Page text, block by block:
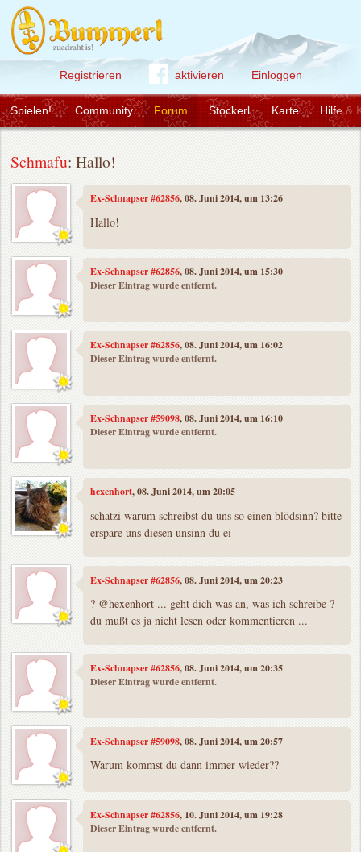
Registrieren aktivieren Einloggen
Community Forum Stockerl Karte Hilfe &
Spielen!
Schmafu: Hallo!
Ex-Schnapser #62856, 08. Juni 2014, um 13:26
Hallo!
Ex-Schnapser #62856, 08. Juni 2014, um 15:30
Dieser Eintrag wurde entfernt.
Ex-Schnapser #62856, 08. Juni 2014, um 16:02
Dieser Eintrag wurde entfernt.
Ex-Schnapser #59098, 08. Juni 2014, um 16:10
Dieser Eintrag wurde entfernt.
hexenhort, 08. Juni 2014, um 20:05
schatzi warum schreibst du uns so einen blödsinn? bitte
erspare uns diesen unsinn du ei
Ex-Schnapser #62856, 08. Juni 2014, um 20:23
? @hexenhort ... geht dich was an, was ich schreibe ?
du mußt es ja nicht lesen oder kommentieren ...
Ex-Schnapser #62856, 08. Juni 2014, um 20:35
Dieser Eintrag wurde entfernt.
Ex-Schnapser #59098, 08. Juni 2014, um 20:57
Warum kommst du dann immer wieder??
Ex-Schnapser #62856, 10. Juni 2014, um 19:28
Dieser Eintrag wurde entfernt.